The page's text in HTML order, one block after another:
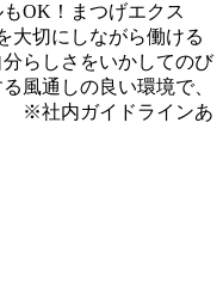
OK！まつげエクス
大切にしながら働ける
らしさをいかしてのび
風通しの良い環境で、
※社内ガイドラインあ